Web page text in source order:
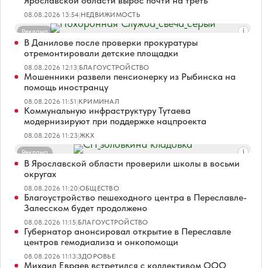
08.08.2026 13:54|НЕДВИЖИМОСТЬ
Реклама
В Данилове после проверки прокуратуры
отремонтировали детские площадки
08.08.2026 12:13|БЛАГОУСТРОЙСТВО
Мошенники развели пенсионерку из Рыбинска на
помощь иностранцу
08.08.2026 11:51|КРИМИНАЛ
Коммунальную инфраструктуру Тутаева
модернизируют при поддержке нацпроекта
08.08.2026 11:23|ЖКХ
Реклама
В Ярославской области проверили школы в восьми
округах
08.08.2026 11:20|ОБЩЕСТВО
Благоустройство пешеходного центра в Переславле-
Залесском будет продолжено
08.08.2026 11:15|БЛАГОУСТРОЙСТВО
Губернатор анонсировал открытие в Переславле
центров гемодиализа и онкопомощи
08.08.2026 11:13|ЗДОРОВЬЕ
Михаил Евраев встретился с коллективом ООО